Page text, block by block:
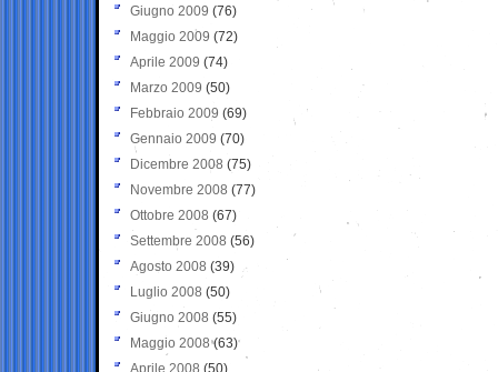
Giugno 2009 (76)
Maggio 2009 (72)
Aprile 2009 (74)
Marzo 2009 (50)
Febbraio 2009 (69)
Gennaio 2009 (70)
Dicembre 2008 (75)
Novembre 2008 (77)
Ottobre 2008 (67)
Settembre 2008 (56)
Agosto 2008 (39)
Luglio 2008 (50)
Giugno 2008 (55)
Maggio 2008(63)
Aprile 2008 (50)